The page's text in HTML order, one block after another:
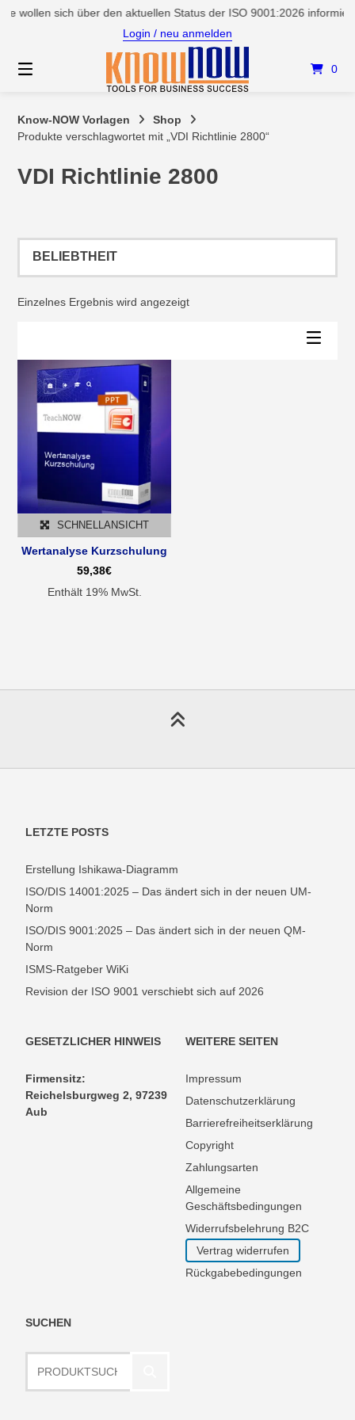
Springen
wollen sich über den aktuellen Status der ISO 9001:2026
Login / neu anmelden
0
Know-NOW Vorlagen
Shop
Produkte verschlagwortet mit „VDI Richtlinie 2800“
VDI Richtlinie 2800
Einzelnes Ergebnis wird angezeigt
SCHNELLANSICHT
Wertanalyse Kurzschulung
59,38€
Enthält 19% MwSt.
LETZTE POSTS
Erstellung Ishikawa-Diagramm
ISO/DIS 14001:2025 – Das ändert sich in der neuen UM-
Norm
ISO/DIS 9001:2025 – Das ändert sich in der neuen QM-
Norm
ISMS-Ratgeber WiKi
Revision der ISO 9001 verschiebt sich auf 2026
GESETZLICHER HINWEIS
Firmensitz:
Reichelsburgweg 2, 97239
Aub
WEITERE SEITEN
Impressum
Datenschutzerklärung
Barrierefreiheitserklärung
Copyright
Zahlungsarten
Allgemeine
Geschäftsbedingungen
Widerrufsbelehrung B2C
Vertrag widerrufen
Rückgabebedingungen
SUCHEN
Produktsuche